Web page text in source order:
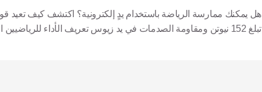
هل يمكنك ممارسة الرياضة باستخدام يدٍ إلكترونية؟ اكتشف كيف تعيد
تبلغ 152 نيوتن ومقاومة الصدمات في يد زيوس تعريف الأداء للرياضيين التكيفيين.